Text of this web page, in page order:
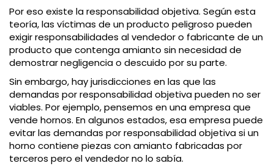
Por eso existe la responsabilidad objetiva. Según esta
teoría, las víctimas de un producto peligroso pueden
exigir responsabilidades al vendedor o fabricante de un
producto que contenga amianto sin necesidad de
demostrar negligencia o descuido por su parte.
Sin embargo, hay jurisdicciones en las que las
demandas por responsabilidad objetiva pueden no ser
viables. Por ejemplo, pensemos en una empresa que
vende hornos. En algunos estados, esa empresa puede
evitar las demandas por responsabilidad objetiva si un
horno contiene piezas con amianto fabricadas por
terceros pero el vendedor no lo sabía.